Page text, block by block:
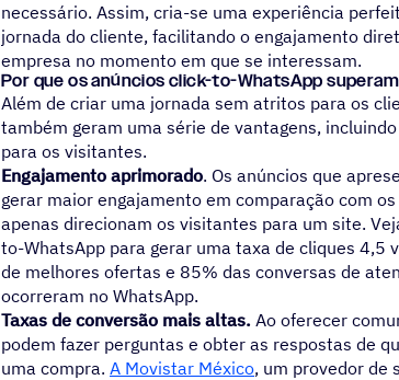
necessário. Assim, cria-se uma experiência
jornada do cliente, facilitando o engajamento
empresa no momento em que se interessam.
Por que os anúncios click-to-WhatsApp
Além de criar uma jornada sem atritos para os
também geram uma série de vantagens,
para os visitantes.
Engajamento aprimorado. Os anúncios que
gerar maior engajamento em comparação com
apenas direcionam os visitantes para um site.
to-WhatsApp para gerar uma taxa de cliques 4,5
de melhores ofertas e 85% das conversas de
ocorreram no WhatsApp.
Taxas de conversão mais altas. Ao oferecer
podem fazer perguntas e obter as respostas de
uma compra. A Movistar México, um provedor de